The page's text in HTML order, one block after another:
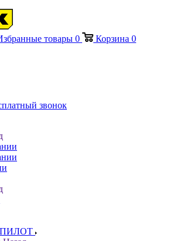
товары 0 Корзина 0
звонок
ПИЛОТ